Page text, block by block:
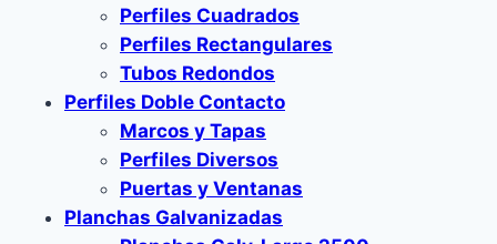
Perfiles Cuadrados
Perfiles Rectangulares
Tubos Redondos
Perfiles Doble Contacto
Marcos y Tapas
Perfiles Diversos
Puertas y Ventanas
Planchas Galvanizadas